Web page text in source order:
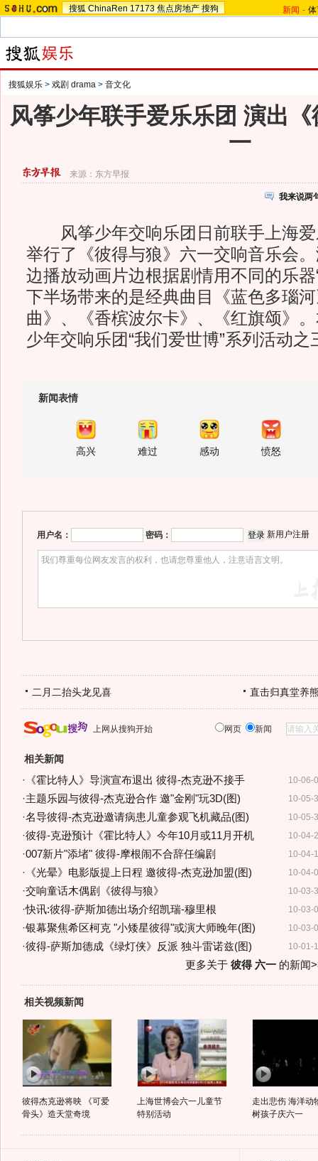
搜狐 ChinaRen 17173 焦点房地产 搜狗 新闻 -
搜狐娱乐 > 戏剧 drama > 音文化
风筝少年联手爱乐乐团 演出
一
来源： 东方早报
我来说两
风筝少年交响乐团日前联手上海爱
举行了《彼得与狼》六一交响音乐会
边播放动画片边根据剧情用不同的乐器
下半场带来的是经典曲目《蓝色多瑙
曲》、《香槟波尔卡》、《红旗颂》
少年交响乐团“我们爱世博”系列活动
新闻表情
高兴 难过 感动 愤怒
用户名： 密码： 新用户注册
二月二抬头龙见喜 直击归真堂养
上网从搜狗开始 网页 新闻
相关新闻
10-06-
· 《霍比特人》导演宣布退出 彼得-杰克逊不接手
10-05-
·主题乐园与彼得-杰克逊合作 邀"金刚"玩3D(图)
10-05-
·名导彼得-杰克逊邀请病患儿童参观飞机藏品(图)
10-04-
·彼得-克逊预计《霍比特人》今年10月或11月开机
10-04-
·007新片"添堵" 彼得-摩根闹不合辞任编剧
10-04-
· 《光晕》电影版提上日程 邀彼得-杰克逊加盟(图)
10-03-
·交响童话木偶剧《彼得与狼》
10-03-
·快讯:彼得-萨斯加德出场介绍凯瑞-穆里根
10-03-
·银幕聚焦希区柯克 "小矮星彼得"或演大师晚年(图)
10-01-
·彼得-萨斯加德成《绿灯侠》反派 独斗雷诺兹(图)
更多关于 彼得 六一的新闻
相关视频新闻
彼得杰克逊将映 《可爱
骨头》造天堂奇境
上海世博会六一儿童节
特别活动
走出悲伤 海洋动
树孩子庆六一